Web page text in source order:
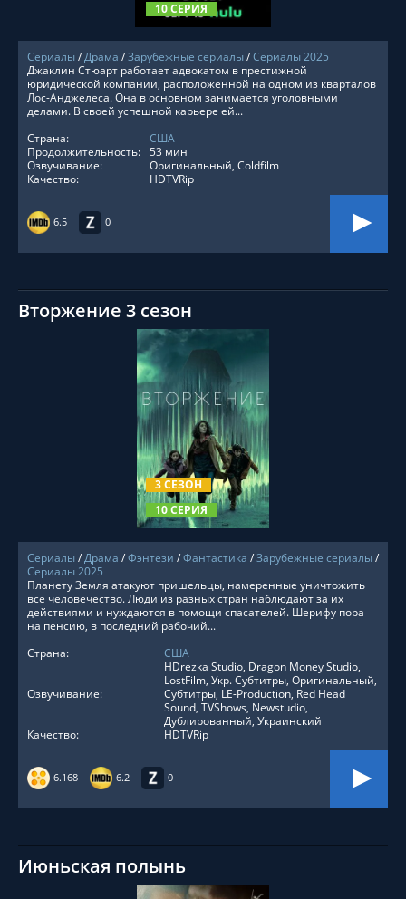
10 СЕРИЯ
Сериалы/Драма /Зарубежные сериалы/Сериалы 2025
6.5 0
Джаклин Стюарт работает адвокатом в престижной
юридической компании, расположенной на одном из кварталов
Лос-Анджелеса. Она в основном занимается уголовными
делами. В своей успешной карьере ей...
Страна:
США
Продолжительность: 53 мин
Озвучивание:
Оригинальный, Coldfilm
Качество:
HDTVRip
Вторжение 3 сезон
3 СЕЗОН
10 СЕРИЯ
СМОТРЕТЬ ОНЛАЙН
Сериалы/Драма /Фэнтези /Фантастика /Зарубежные сериалы/
Сериалы 2025
6.168 6.2 0
Планету Земля атакуют пришельцы, намеренные уничтожить
все человечество. Люди из разных стран наблюдают за их
действиями и нуждаются в помощи спасателей. Шерифу пора
на пенсию, в последний рабочий...
Страна:
США
Озвучивание:
HDrezka Studio, Dragon Money Studio,
LostFilm, Укр. Субтитры, Оригинальный,
Субтитры, LE-Production, Red Head
Sound, TVShows, Newstudio,
Дублированный, Украинский
Качество:
HDTVRip
Июньская полынь